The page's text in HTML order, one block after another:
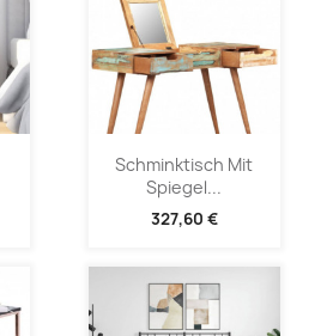
Schminktisch Mit
Spiegel...
327,60 €